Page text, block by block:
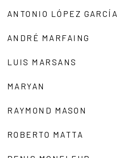
ANTONIO LÓPEZ GARCÍA
ANDRÉ MARFAING
LUIS MARSANS
MARYAN
RAYMOND MASON
ROBERTO MATTA